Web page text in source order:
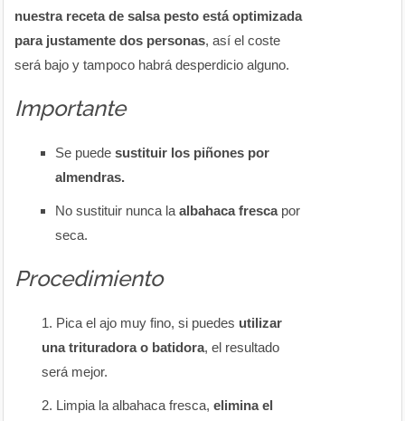
nuestra receta de salsa pesto está optimizada
para justamente dos personas, así el coste
será bajo y tampoco habrá desperdicio alguno.
Importante
Se puedesustituir los piñones por
almendras.
No sustituir nunca laalbahaca frescapor
seca.
Procedimiento
Pica el ajo muy fino, si puedes utilizar
una trituradora o batidora, el resultado
será mejor.
Limpia la albahaca fresca, elimina el